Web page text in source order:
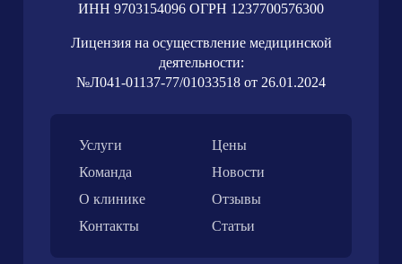
ИНН 9703154096 ОГРН 1237700576300
Лицензия на осуществление медицинской
деятельности:
№Л041-01137-77/01033518 от 26.01.2024
Услуги
Цены
Команда
Новости
О клинике
Отзывы
Контакты
Статьи